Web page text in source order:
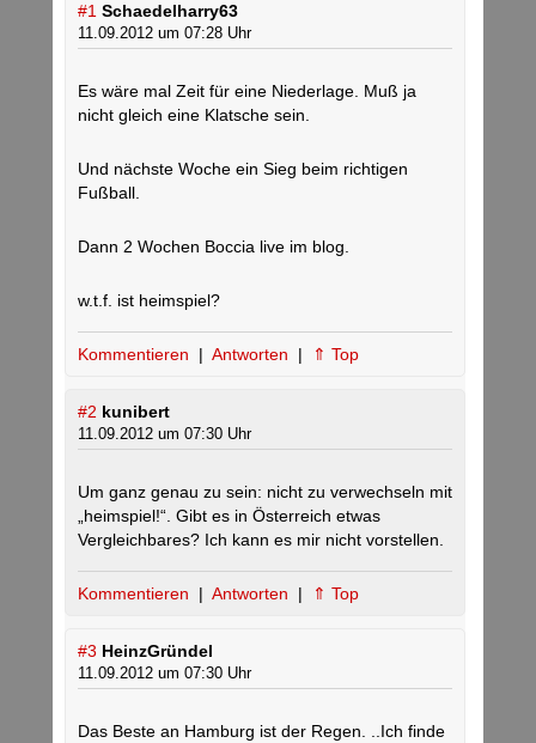
#1 Schaedelharry63
11.09.2012 um 07:28 Uhr
Es wäre mal Zeit für eine Niederlage. Muß ja
nicht gleich eine Klatsche sein.
Und nächste Woche ein Sieg beim richtigen
Fußball.
Dann 2 Wochen Boccia live im blog.
w.t.f. ist heimspiel?
Kommentieren | Antworten | ⇑ Top
#2 kunibert
11.09.2012 um 07:30 Uhr
Um ganz genau zu sein: nicht zu verwechseln mit
„heimspiel!“. Gibt es in Österreich etwas
Vergleichbares? Ich kann es mir nicht vorstellen.
Kommentieren | Antworten | ⇑ Top
#3 HeinzGründel
11.09.2012 um 07:30 Uhr
Das Beste an Hamburg ist der Regen. ..Ich finde